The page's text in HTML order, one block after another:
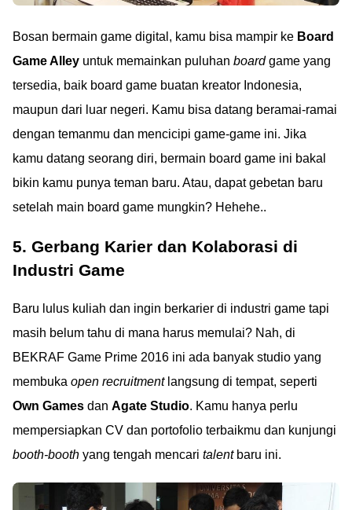
Bosan bermain game digital, kamu bisa mampir ke Board
Game Alley untuk memainkan puluhan boardgame yang
tersedia, baik board game buatan kreator Indonesia,
maupun dari luar negeri. Kamu bisa datang beramai-ramai
dengan temanmu dan mencicipi game-game ini. Jika
kamu datang seorang diri, bermain board game ini bakal
bikin kamu punya teman baru. Atau, dapat gebetan baru
setelah main board game mungkin? Hehehe..
5. Gerbang Karier dan Kolaborasi di
Industri Game
Baru lulus kuliah dan ingin berkarier di industri game tapi
masih belum tahu di mana harus memulai? Nah, di
BEKRAF Game Prime 2016 ini ada banyak studio yang
membuka open recruitmentlangsung di tempat, seperti
Own Games dan Agate Studio. Kamu hanya perlu
mempersiapkan CV dan portofolio terbaikmu dan kunjungi
booth-booth yang tengah mencari talentbaru ini.